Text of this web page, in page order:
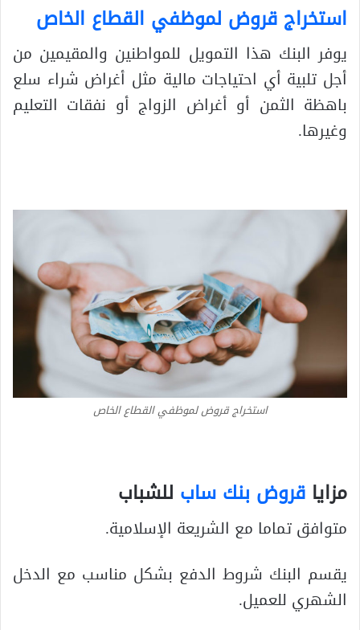
استخراج قروض لموظفي القطاع الخاص
يوفر البنك هذا التمويل للمواطنين والمقيمين من
أجل تلبية أي احتياجات مالية مثل أغراض شراء سلع
باهظة الثمن أو أغراض الزواج أو نفقات التعليم
وغيرها.
استخراج قروض لموظفي القطاع الخاص
مزايا قروض بنك ساب للشباب
متوافق تماما مع الشريعة الإسلامية.
يقسم البنك شروط الدفع بشكل مناسب مع الدخل
الشهري للعميل.